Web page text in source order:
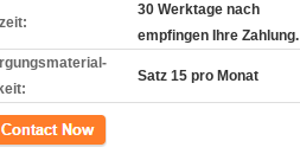
30 Werktage nach
empfingen Ihre Zahlung.
Satz 15 pro Monat